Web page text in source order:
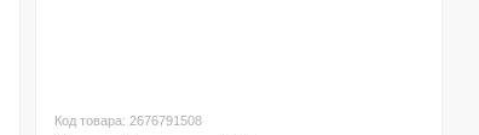
Код товара: 2676791508